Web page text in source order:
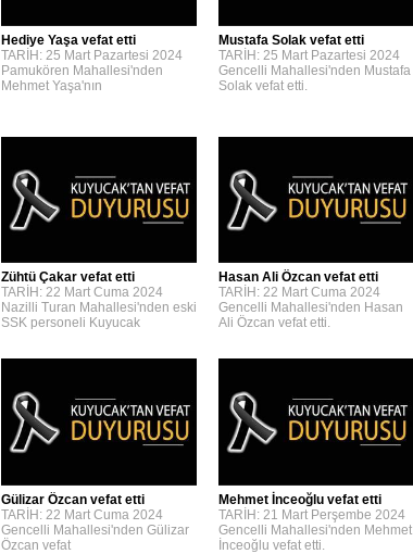
Hediye Yaşa vefat etti
TARİH: 25 Mart Pazartesi 2024
Pamukören Mahallesi'nden
Mehmet Yaşa'nın
Mustafa Solak vefat etti
TARİH: 25 Mart Pazartesi 2024
Gencelli Mahallesi'nden Mustafa
Solak vefat etti.
Zühtü Çakar vefat etti
TARİH: 22 Mart Cuma 2024
Nazilli Turan Mahallesi'nden eski
SSK personeli Kuyucak
Hasan Ali Özcan vefat etti
TARİH: 22 Mart Cuma 2024
Gencelli Mahallesi'nden Hasan
Ali Özcan vefat etti.
Gülizar Özcan vefat etti
TARİH: 22 Mart Cuma 2024
Gencelli Mahallesi'nden Gülizar
Özcan vefat
Mehmet İnceoğlu vefat etti
TARİH: 21 Mart Perşembe 2024
Gencelli Mahallesi'nden Mehmet
İnceoğlu vefat etti.